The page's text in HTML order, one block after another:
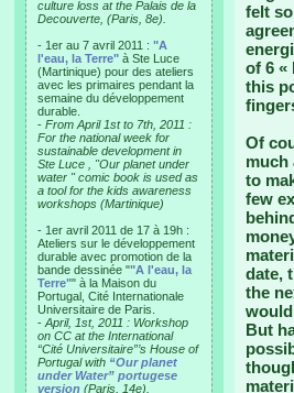
culture loss at the Palais de la
Decouverte, (Paris, 8e).
- 1er au 7 avril 2011 : "A
l'eau, la Terre" à Ste Luce
(Martinique) pour des ateliers
avec les primaires pendant la
semaine du développement
durable.
- From April 1st to 7th, 2011 :
For the national week for
sustainable development in
Ste Luce , "Our planet under
water " comic book is used as
a tool for the kids awareness
workshops (Martinique)
- 1er avril 2011 de 17 à 19h :
Ateliers sur le développement
durable avec promotion de la
bande dessinée ""A l'eau, la
Terre"" à la Maison du
Portugal, Cité Internationale
Universitaire de Paris.
- April, 1st, 2011 : Workshop
on CC at the International
“Cité Universitaire”’s House of
Portugal with “Our planet
under Water” portugese
version (Paris, 14e).
felt
of 6 «
this
Of
much
to
few
date,
the
But